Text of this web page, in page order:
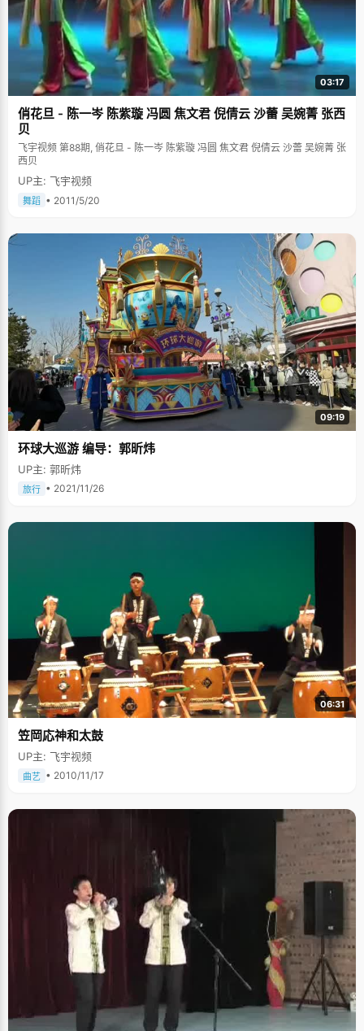
03:17
俏花旦 - 陈一岑 陈紫璇 冯圆 焦文君 倪倩云 沙蕾 吴婉菁 张西
贝
飞宇视频 第88期, 俏花旦 - 陈一岑 陈紫璇 冯圆 焦文君 倪倩云 沙蕾 吴婉菁 张
西贝
UP主: 飞宇视频
舞蹈 • 2011/5/20
09:19
环球大巡游 编导：郭昕炜
UP主: 郭昕炜
旅行 • 2021/11/26
06:31
笠岡応神和太鼓
UP主: 飞宇视频
曲艺 • 2010/11/17